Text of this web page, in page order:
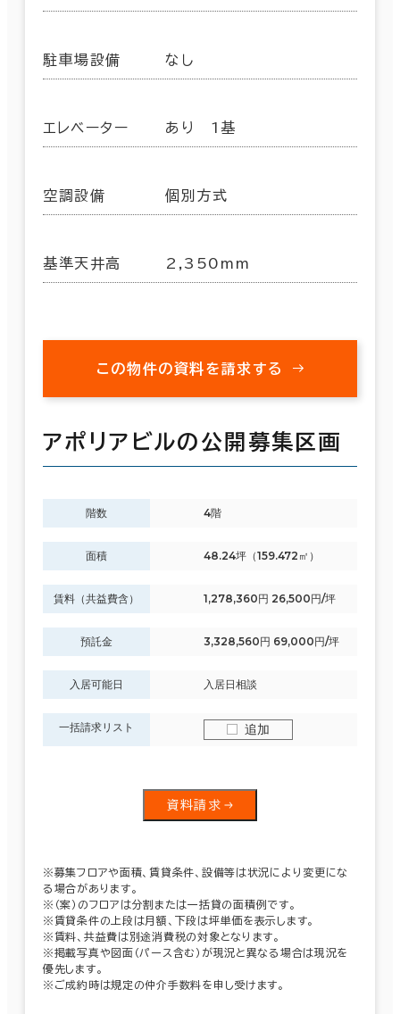
駐車場設備 なし
エレベーター あり 1基
空調設備 個別方式
基準天井高 2,350mm
この物件の資料を請求する
アポリアビルの公開募集区画
階数 4階
面積 48.24坪（159.472㎡）
賃料（共益費含） 1,278,360円 26,500円/坪
預託金 3,328,560円 69,000円/坪
入居可能日 入居日相談
一括請求リスト 追加
資料請求
※募集フロアや面積、賃貸条件、設備等は状況により変更にな
る場合があります。
※（案）のフロアは分割または一括貸の面積例です。
※賃貸条件の上段は月額、下段は坪単価を表示します。
※賃料、共益費は別途消費税の対象となります。
※掲載写真や図面（パース含む）が現況と異なる場合は現況を
優先します。
※ご成約時は規定の仲介手数料を申し受けます。